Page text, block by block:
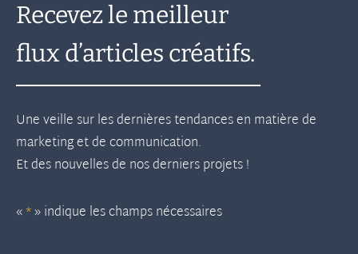
Recevez le meilleur
flux d’articles créatifs.
Une veille sur les dernières tendances en matière de
marketing et de communication.
Et des nouvelles de nos derniers projets !
«*» indique les champs nécessaires